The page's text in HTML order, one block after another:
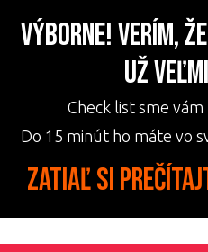
Výborne! Verím,
už
Check list sme
Do 15 minút ho máte vo
zatiaľ si